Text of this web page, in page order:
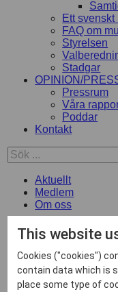
Ett
FAQ om
Styrelsen
Stadgar
OPINION/
Pressrum
Våra
Poddar
Kontakt
Aktuellt
Medlem
Om oss
Opinion/Press
Kontakt
ENG
facebook-f
This website
Cookies ("cookies")
contain data which is
place some type of